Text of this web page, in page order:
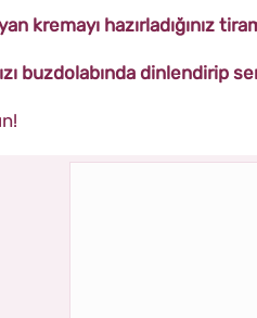
kremayı hazırladığınız
buzdolabında dinlendirip